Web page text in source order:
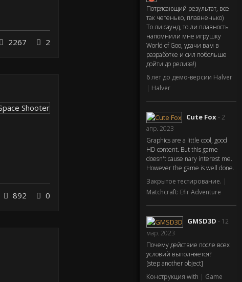
Потрясающий результат, все
так четенько, плавненько)
То ли саунд, то ли плавность
напомнили мне игрушку
World of Goo, удачи вам в
разработке и сил побольше
дойти до релиза!)
6 лет до демо-версии Halver
| Halver
Cute Fox- 2
апр. 2023
Graphics are a little cool, good
HD content. But this game
doesn't cause nary interest me.
However the game is well done.
Закрытое тестирование. |
Matchcraft: Efir Adventure
GMSD3D - 12
мар. 2023
Почему действие после всех
условий выполняется?
[step another object]
Конструкция with | Game
2267 2
892 0